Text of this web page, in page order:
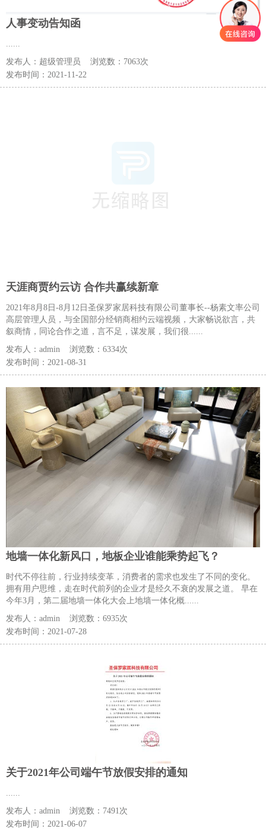
人事变动告知函
发布人： 超级管理员 浏览数： 7063次
发布时间： 2021-11-22
天涯商贾约云访 合作共赢续新章
2021年8月8日-8月12日圣保罗家居科技有限公司董事长--杨素文率公司
高层管理人员，与全国部分经销商相约云端视频，大家畅说欲言，共
叙商情，同论合作之道，言不足，谋发展，我们很......
发布人： admin 浏览数： 6334次
发布时间： 2021-08-31
地墙一体化新风口，地板企业谁能乘势起飞？
时代不停往前，行业持续变革，消费者的需求也发生了不同的变化。
拥有用户思维，走在时代前列的企业才是经久不衰的发展之道。 早在
今年3月，第二届地墙一体化大会上地墙一体化概......
发布人： admin 浏览数： 6935次
发布时间： 2021-07-28
关于2021年公司端午节放假安排的通知
发布人： admin 浏览数： 7491次
发布时间： 2021-06-07